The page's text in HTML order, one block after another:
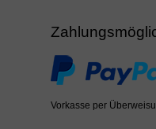
Vorkasse per